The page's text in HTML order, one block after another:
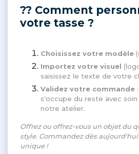
?? Comment
votre tasse ?
Choisissez votre modèle
Importez votre visuel
saisissez le texte de votre
Validez votre commande
s'occupe du reste avec
notre atelier.
Offrez ou offrez-vous un objet du
style. Commandez dès aujourd'hui
unique !